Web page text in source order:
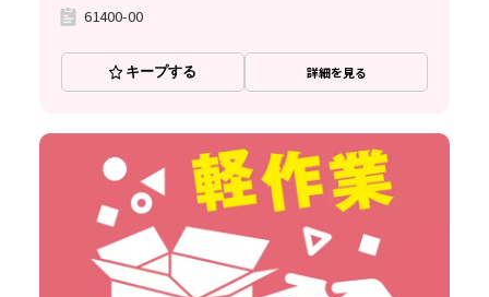
61400-00
キープする 詳細を見る